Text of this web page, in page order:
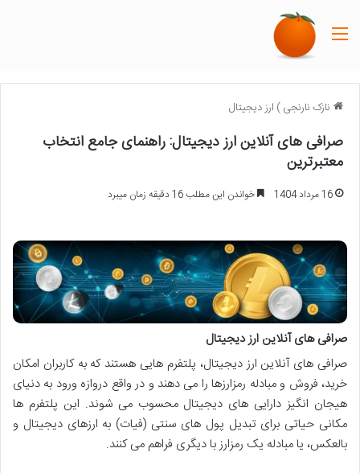
نازک نارنجی) ارز دیجیتال
صرافی های آنلاین ارز دیجیتال: راهنمای جامع انتخاب
معتبرترین
16 مرداد 1404 خواندن این مطلب 16 دقیقه زمان میبرد
صرافی های آنلاین ارز دیجیتال
صرافی های آنلاین ارز دیجیتال، پلتفرم هایی هستند که به کاربران امکان
خرید، فروش و مبادله رمزارزها را می دهند و در واقع دروازه ورود به دنیای
هیجان انگیز دارایی های دیجیتال محسوب می شوند. این پلتفرم ها
مکانی حیاتی برای تبدیل پول های سنتی (فیات) به ارزهای دیجیتال و
بالعکس، یا مبادله یک رمزارز با دیگری فراهم می کنند.